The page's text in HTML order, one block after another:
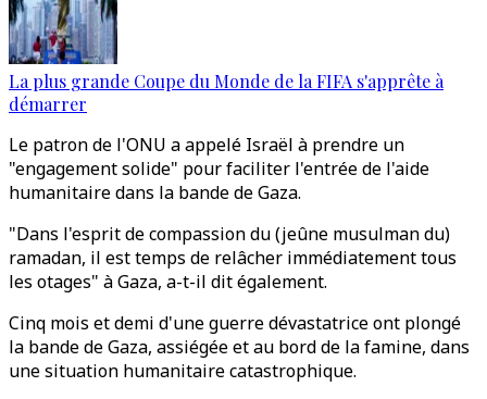
La plus grande Coupe du Monde de la FIFA s'apprête à
démarrer
Le patron de l'ONU a appelé Israël à prendre un
"engagement solide" pour faciliter l'entrée de l'aide
humanitaire dans la bande de Gaza.
"Dans l'esprit de compassion du (jeûne musulman du)
ramadan, il est temps de relâcher immédiatement tous
les otages" à Gaza, a-t-il dit également.
Cinq mois et demi d'une guerre dévastatrice ont plongé
la bande de Gaza, assiégée et au bord de la famine, dans
une situation humanitaire catastrophique.